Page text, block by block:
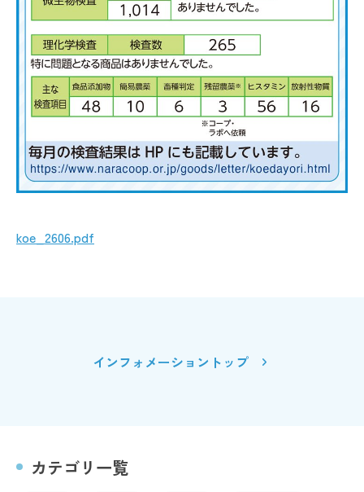
koe_2606.pdf
インフォメーショントップ
カテゴリ一覧